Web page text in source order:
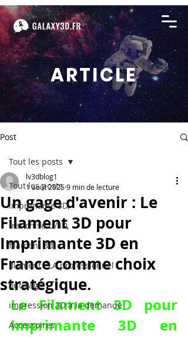
ARTICLE
Post
Tout les posts
imprimante 3D,
franchise LV3D,
filament 3d,
filament PLA professionnel
outillage
impression 3D à la demande
Accessoires
Tout les posts
Un gage d'avenir : Le
Filament 3D pour
Imprimante 3D en
France comme choix
stratégique.
lv3dblog1
1 août 20259 min de lecture
Le Filament 3D pour
Imprimante 3D en